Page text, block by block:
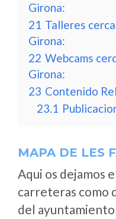
Girona:
21 Talleres
Girona:
22 Webcams
Girona:
23 Contenido
23.1
MAPA DE LES
Aqui os dejamos
carreteras como
del ayuntamiento